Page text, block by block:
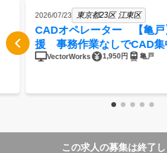
派遣がはじめての方
お仕事を探す
2026/07/23 東京都23区 江東区
CADオペレーター 【亀戸
援 事務作業なしでCAD集
VectorWorks 1,950円 亀戸
この求人の募集は終了し